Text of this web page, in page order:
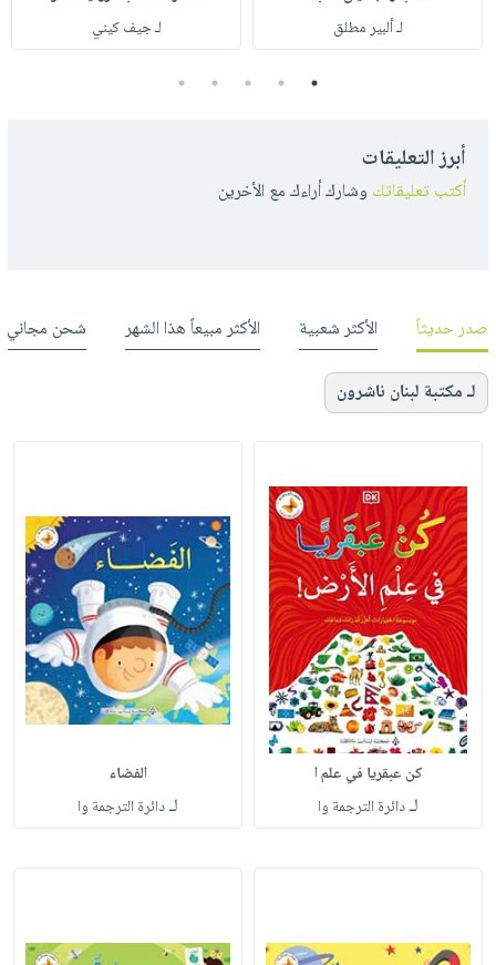
لـ ألبير مطلق
لـ جيف كيني
1
2
3
4
5
أبرز التعليقات
أكتب تعليقاتك وشارك أراءك مع الأخرين
صدر حديثاً الأكثر شعبية الأكثر مبيعاً هذا الشهر شحن مجاني
لـ مكتبة لبنان ناشرون
كن عبقريا في علم ا
لـدائرة الترجمة وا
الفضاء
لـدائرة الترجمة وا